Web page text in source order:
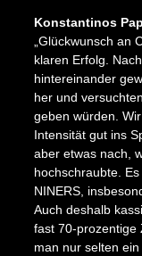
Konstantinos
„Glückwunsch an
klaren Erfolg.
hintereinander
her und
geben würden.
Intensität gut ins
aber etwas nach,
hochschraubte.
NINERS,
Auch deshalb
fast 70-prozentige
man nur selten